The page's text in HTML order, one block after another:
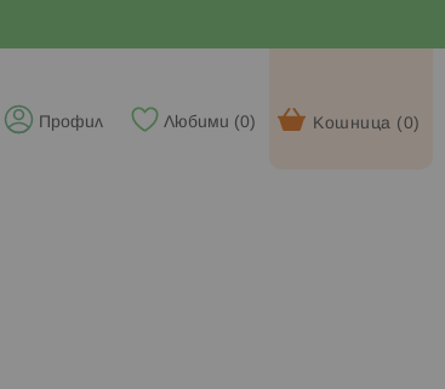
Кошница (0)
Любими (0)
Профил